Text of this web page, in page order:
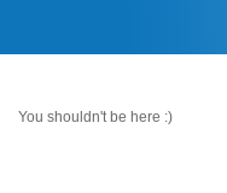
You shouldn't be here :)